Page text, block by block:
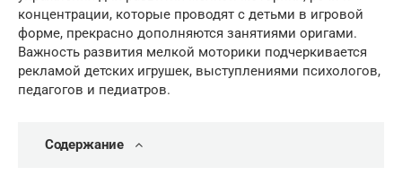
концентрации, которые проводят с детьми в игровой
форме, прекрасно дополняются занятиями оригами.
Важность развития мелкой моторики подчеркивается
рекламой детских игрушек, выступлениями психологов,
педагогов и педиатров.
Содержание